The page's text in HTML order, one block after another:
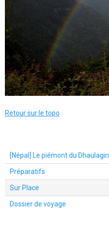
Retour sur le topo
[Népal] Le piémont du Dhaulagiri I
Préparatifs
Sur Place
Dossier de voyage